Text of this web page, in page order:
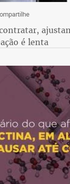
é lenta